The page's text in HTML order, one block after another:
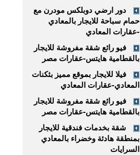
دور ارضي دوبلكس مودرن مع
حمام سباحة للايجار بالمعادي
-عقارات المعادي
فيو رائع شقة مفروشة للايجار
بالقطامية هايتس-عقارات مصر
فيلا للايجار بموقع مميز بثكنات
المعادي-عقارات المعادي
فيو رائع شقة مفروشة للايجار
بالقطامية هايتس-عقارات مصر
شقة بخدمات فندقية للايجار
بمنطقة هادئة وخضراء بالمعادي
السرايات